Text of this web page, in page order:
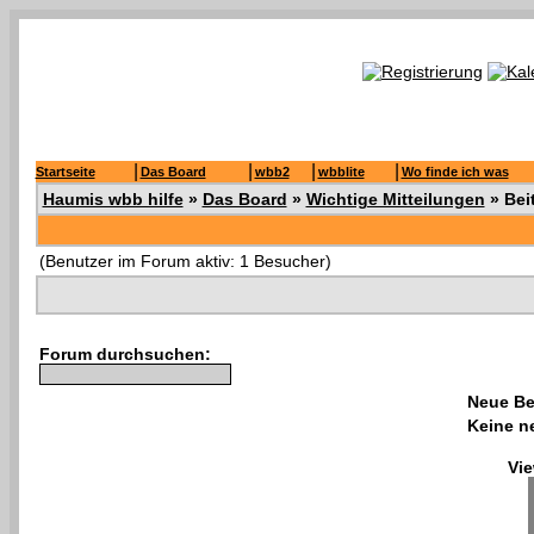
Startseite Das Board wbb2 wbblite Wo finde ich was
Haumis wbb hilfe» Das Board » Wichtige Mitteilungen »
(Benutzer im Forum aktiv: 1 Besucher)
Forum durchsuchen:
Neue
Keine